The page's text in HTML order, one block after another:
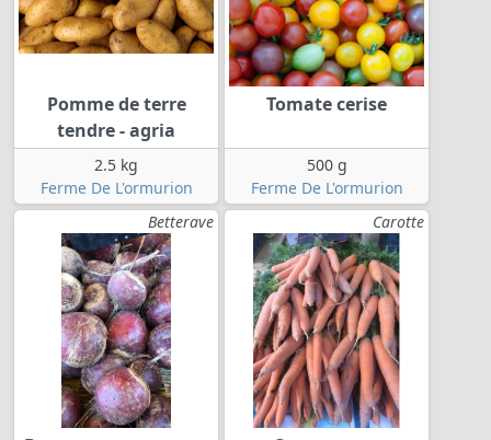
Pomme de terre
tendre - agria
2.5 kg
Ferme De L'ormurion
Tomate cerise
500 g
Ferme De L'ormurion
Betterave
Carotte